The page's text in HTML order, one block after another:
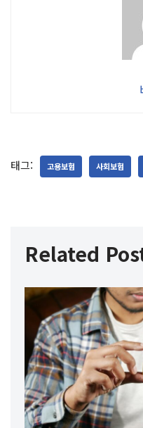
태그: 고용보험 사회보험
Related